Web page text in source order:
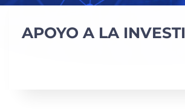
APOYO A LA